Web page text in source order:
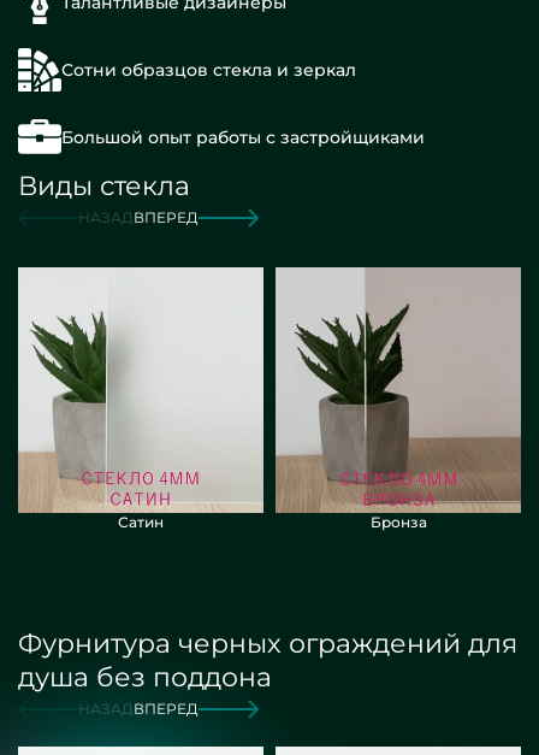
Сотни образцов стекла и зеркал
Большой опыт работы с застройщиками
Виды стекла
НАЗАДВПЕРЕД
Сатин Бронза
Фурнитура черных ограждений для
душа без поддона
НАЗАДВПЕРЕД